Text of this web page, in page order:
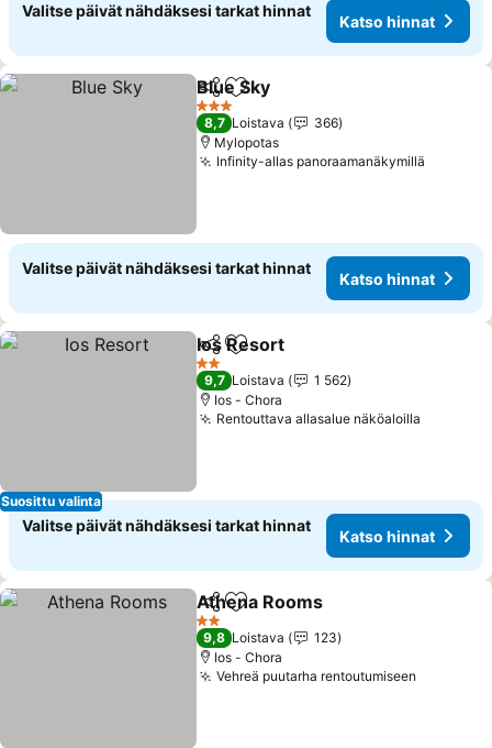
Valitse päivät nähdäksesi tarkat hinnat
Katso hinnat
Jaa Lisää suosikkeihin
Blue Sky
3 Tähtiluokitus
8,7 Loistava
366
Mylopotas
Infinity-allas panoraamanäkymillä
Valitse päivät nähdäksesi tarkat hinnat
Katso hinnat
Suosittu valinta
Jaa Lisää suosikkeihin
Ios Resort
2 Tähtiluokitus
9,7 Loistava
1 562
Ios - Chora
Rentouttava allasalue näköaloilla
Valitse päivät nähdäksesi tarkat hinnat
Katso hinnat
Jaa Lisää suosikkeihin
Athena Rooms
2 Tähtiluokitus
9,8 Loistava
123
Ios - Chora
Vehreä puutarha rentoutumiseen